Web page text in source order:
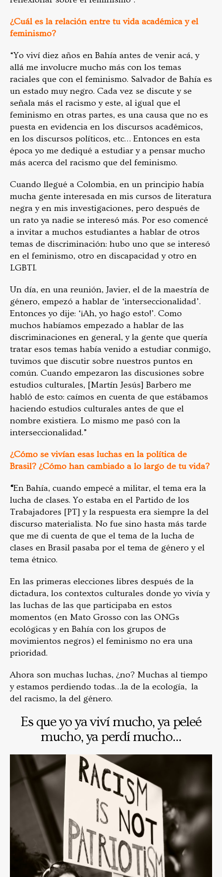
¿Cuál es la relación entre tu vida académica y el
feminismo?
“Yo viví diez años en Bahía antes de venir acá, y
allá me involucre mucho más con los temas
raciales que con el feminismo. Salvador de Bahía es
un estado muy negro. Cada vez se discute y se
señala más el racismo y este, al igual que el
feminismo en otras partes, es una causa que no es
puesta en evidencia en los discursos académicos,
en los discursos políticos, etc… Entonces en esta
época yo me dediqué a estudiar y a pensar mucho
más acerca del racismo que del feminismo.
Cuando llegué a Colombia, en un principio había
mucha gente interesada en mis cursos de literatura
negra y en mis investigaciones, pero después de
un rato ya nadie se interesó más. Por eso comencé
a invitar a muchos estudiantes a hablar de otros
temas de discriminación: hubo uno que se interesó
en el feminismo, otro en discapacidad y otro en
LGBTI.
Un día, en una reunión, Javier, el de la maestría de
género, empezó a hablar de ‘interseccionalidad’.
Entonces yo dije: ‘¡Ah, yo hago esto!’. Como
muchos habíamos empezado a hablar de las
discriminaciones en general, y la gente que quería
tratar esos temas había venido a estudiar conmigo,
tuvimos que discutir sobre nuestros puntos en
común. Cuando empezaron las discusiones sobre
estudios culturales, [Martín Jesús] Barbero me
habló de esto: caímos en cuenta de que estábamos
haciendo estudios culturales antes de que el
nombre existiera. Lo mismo me pasó con la
interseccionalidad.”
¿Cómo se vivían esas luchas en la política de
Brasil? ¿Cómo han cambiado a lo largo de tu vida?
“En Bahía, cuando empecé a militar, el tema era la
lucha de clases. Yo estaba en el Partido de los
Trabajadores [PT] y la respuesta era siempre la del
discurso materialista. No fue sino hasta más tarde
que me di cuenta de que el tema de la lucha de
clases en Brasil pasaba por el tema de género y el
tema étnico.
En las primeras elecciones libres después de la
dictadura, los contextos culturales donde yo vivía y
las luchas de las que participaba en estos
momentos (en Mato Grosso con las ONGs
ecológicas y en Bahía con los grupos de
movimientos negros) el feminismo no era una
prioridad.
Ahora son muchas luchas, ¿no? Muchas al tiempo
y estamos perdiendo todas…la de la ecología, la
del racismo, la del género.
Es que yo ya viví mucho, ya peleé
mucho, ya perdí mucho...